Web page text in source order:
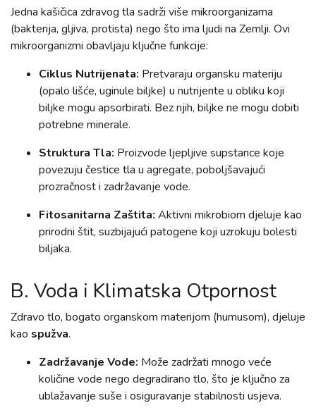
Jedna kašičica zdravog tla sadrži više mikroorganizama
(bakterija, gljiva, protista) nego što ima ljudi na Zemlji. Ovi
mikroorganizmi obavljaju ključne funkcije:
Ciklus Nutrijenata: Pretvaraju organsku materiju
(opalo lišće, uginule biljke) u nutrijente u obliku koji
biljke mogu apsorbirati. Bez njih, biljke ne mogu dobiti
potrebne minerale.
Struktura Tla: Proizvode ljepljive supstance koje
povezuju čestice tla u agregate, poboljšavajući
prozračnost i zadržavanje vode.
Fitosanitarna Zaštita: Aktivni mikrobiom djeluje kao
prirodni štit, suzbijajući patogene koji uzrokuju bolesti
biljaka.
B. Voda i Klimatska Otpornost
Zdravo tlo, bogato organskom materijom (humusom), djeluje
kao spužva.
Zadržavanje Vode: Može zadržati mnogo veće
količine vode nego degradirano tlo, što je ključno za
ublažavanje suše i osiguravanje stabilnosti usjeva.